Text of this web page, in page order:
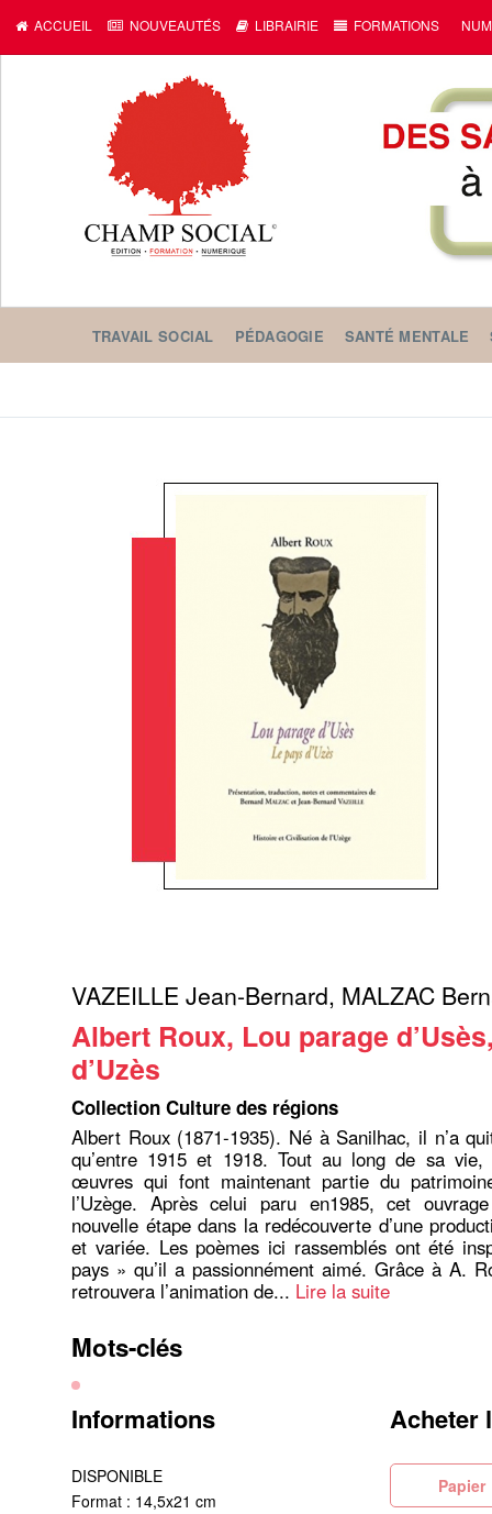
ACCUEIL NOUVEAUTÉS LIBRAIRIE FORMATIONS
TRAVAIL SOCIAL PÉDAGOGIE SANTÉ MENTALE
VAZEILLE Jean-Bernard, MALZAC
Albert Roux, Lou parage
d’Uzès
Collection Culture des régions
Albert Roux (1871-1935). Né à Sanilhac, il n’a
qu’entre 1915 et 1918. Tout au long de sa
œuvres qui font maintenant partie du
l’Uzège. Après celui paru en1985, cet
nouvelle étape dans la redécouverte d’une
et variée. Les poèmes ici rassemblés ont été
pays » qu’il a passionnément aimé. Grâce à A.
retrouvera l’animation de... Lire la suite
Mots-clés
Informations
DISPONIBLE
Format : 14,5x21 cm
Acheter